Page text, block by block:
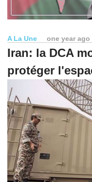
A La Une one year ago
Iran: la DCA
protéger